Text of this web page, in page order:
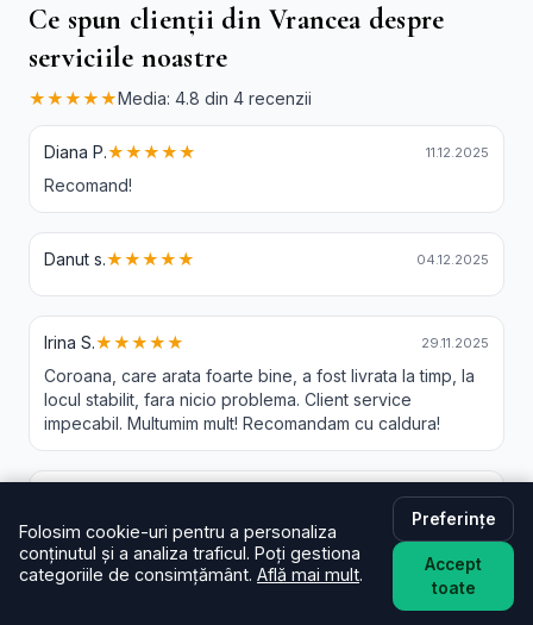
Ce spun clienții din Vrancea despre
serviciile noastre
★★★★★Media: 4.8 din 4 recenzii
Diana P.★★★★★ 11.12.2025
Recomand!
Danut s.★★★★★ 04.12.2025
Irina S.★★★★★ 29.11.2025
Coroana, care arata foarte bine, a fost livrata la timp, la
locul stabilit, fara nicio problema. Client service
impecabil. Multumim mult! Recomandam cu caldura!
25.11.2025
Livrare Flori Radacinesti - Intrebari
Folosim cookie-uri pentru a personaliza
conținutul și a analiza traficul. Poți gestiona
categoriile de consimțământ. Află mai mult.
Preferințe
Accept
toate